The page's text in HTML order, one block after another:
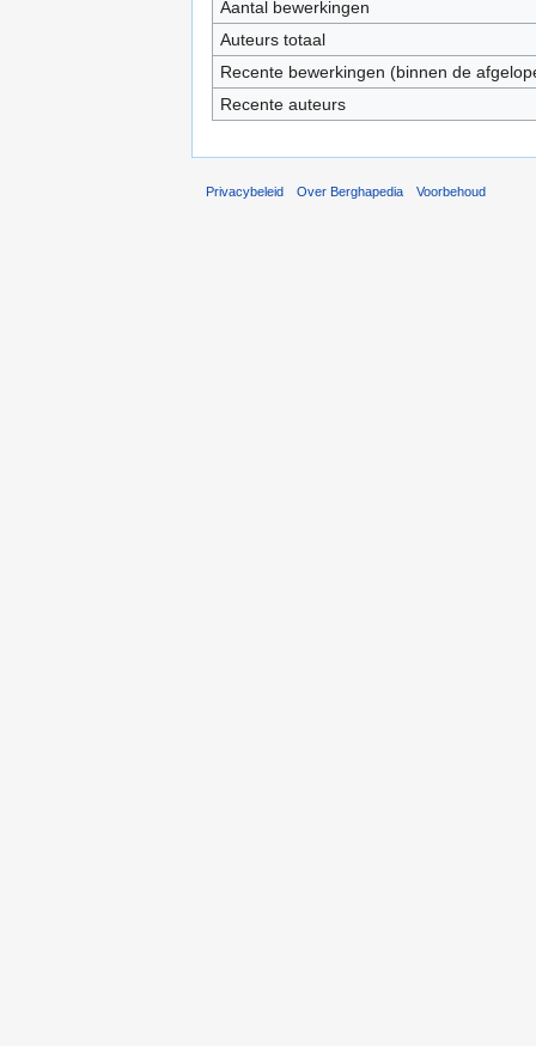
Aantal bewerkingen
Auteurs totaal
Recente bewerkingen (binnen de
Recente auteurs
Privacybeleid Over Berghapedia Voorbehoud